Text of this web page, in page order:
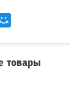
товары